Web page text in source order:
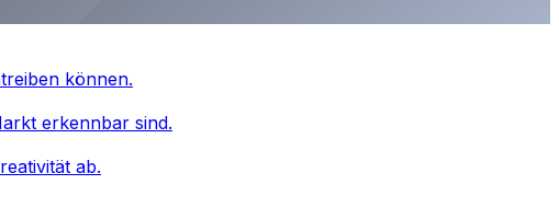
können.
erkennbar sind.
ab.